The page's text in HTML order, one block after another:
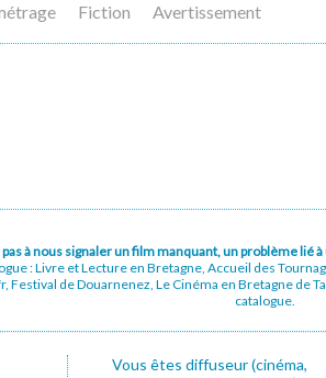
Fiction Avertissement
à nous signaler un film manquant, un problème
: Livre et Lecture en Bretagne, Accueil des
de Douarnenez, Le Cinéma en Bretagne de
catalogue.
Vous êtes diffuseur (cinéma,